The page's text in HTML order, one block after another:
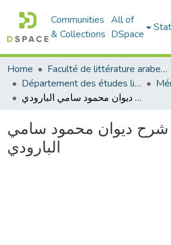
Communities
& Collections
All of
DSpace
Home
Faculté de littérature arabe et des arts
Département des études littéraires et critiques
قراءة في شرح ديوان محمود سامي البارودي
شرح ديوان محمود سامي
البارودي